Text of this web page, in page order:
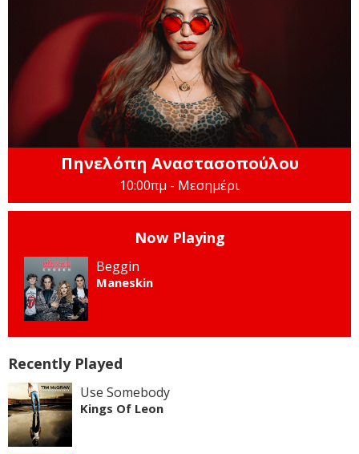
Πηνελόπη Αναστασοπούλου
10:00πμ - Μεσημέρι
Now Playing
Beggin
Maneskin
Recently Played
Use Somebody
Kings Of Leon